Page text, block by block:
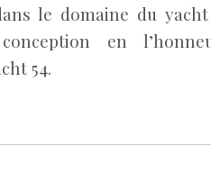
le domaine du
en
54.